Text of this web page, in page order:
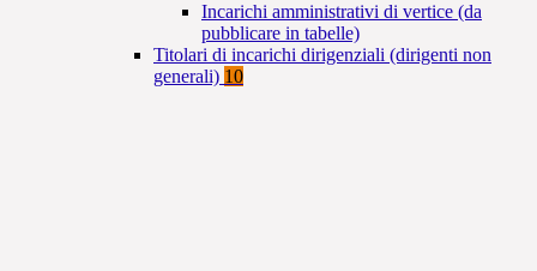
Incarichi amministrativi di vertice (da
pubblicare in tabelle)
Titolari di incarichi dirigenziali (dirigenti non
generali) 10